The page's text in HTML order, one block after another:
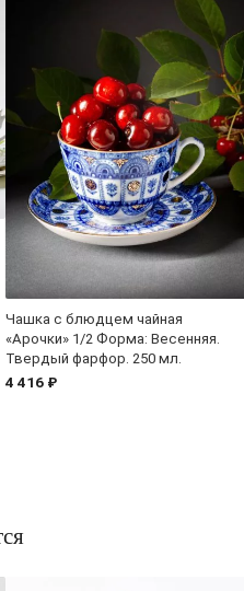
Чашка с блюдцем чайная
«Арочки» 1/2 Форма: Весенняя.
Твердый фарфор. 250 мл.
4 416 ₽